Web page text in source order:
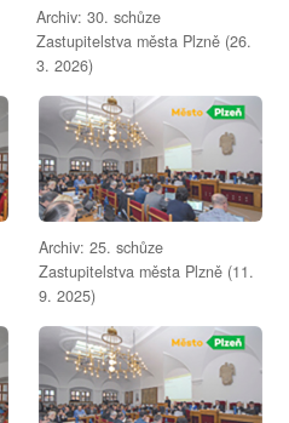
Archiv: 30. schůze
Zastupitelstva města Plzně (26.
3. 2026)
Archiv: 25. schůze
Zastupitelstva města Plzně (11.
9. 2025)